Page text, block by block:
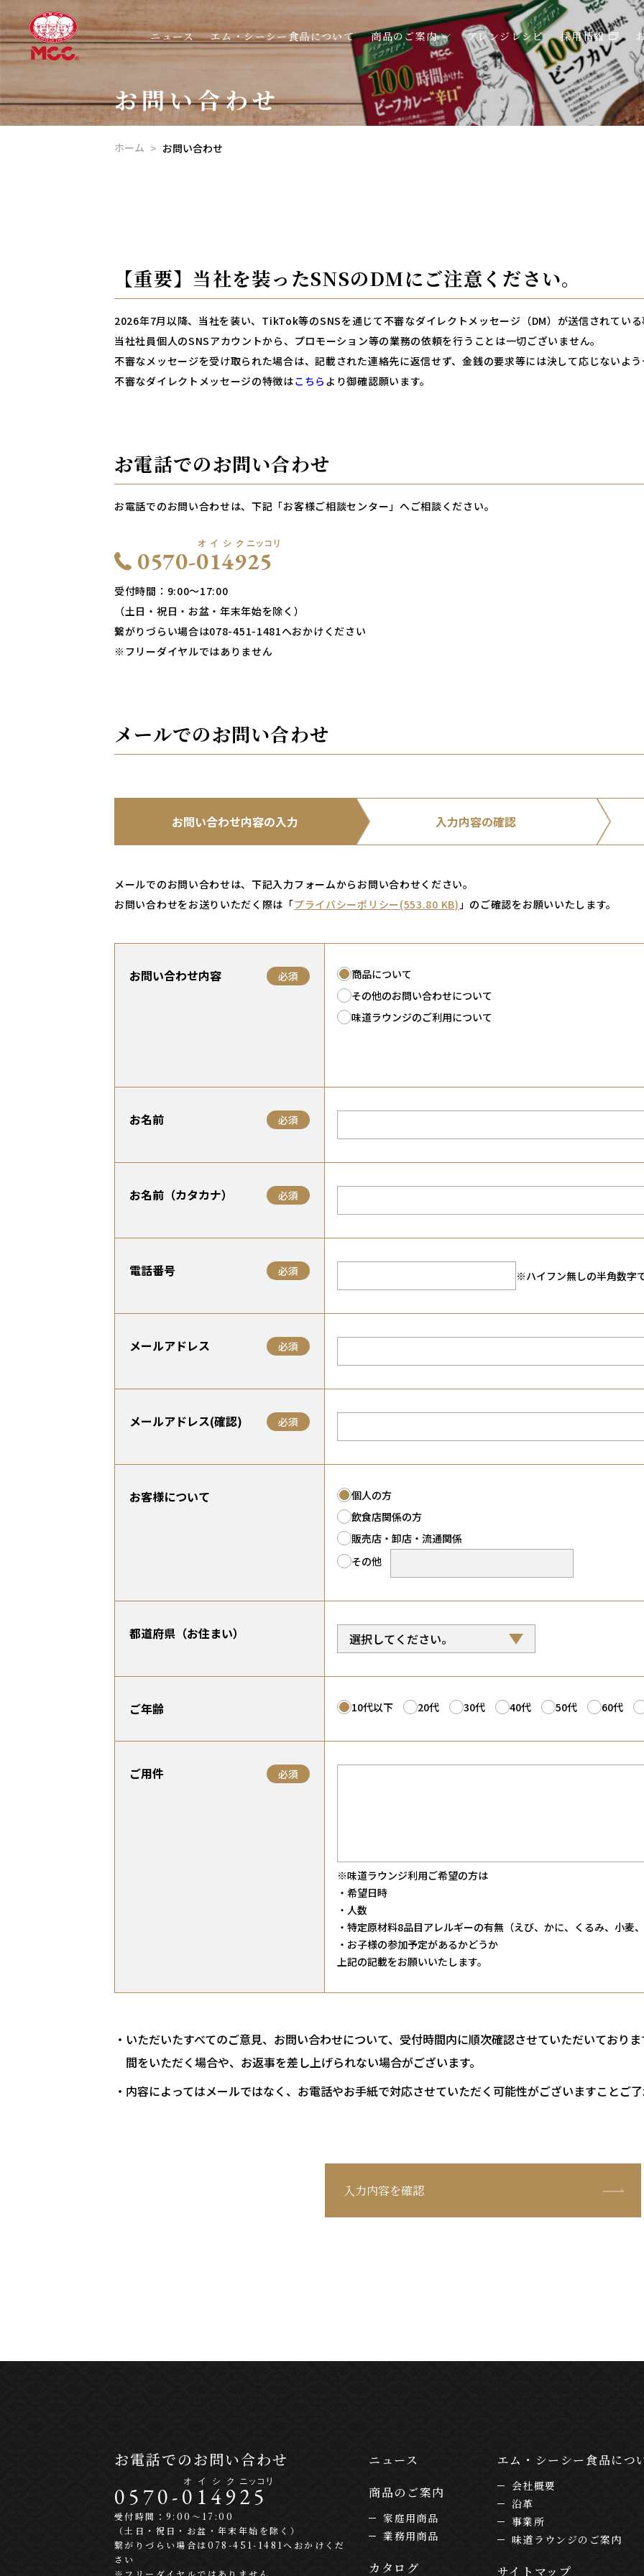
ニュース エム・シーシー食品について 商品のご案内 アレンジレシピ 採用情報
お問い合わせ
ホーム お問い合わせ
【重要】当社を装ったSNSのDMにご注意ください。
2026年7月以降、当社を装い、TikTok等のSNSを通じて不審なダイレクトメッセージ（DM）が送信されてい
当社社員個人のSNSアカウントから、プロモーション等の業務の依頼を行うことは一切ございません。
不審なメッセージを受け取られた場合は、記載された連絡先に返信せず、金銭の要求等には決して応じないよ
不審なダイレクトメッセージの特徴はこちら より御確認願います。
お電話でのお問い合わせ
お電話でのお問い合わせは、下記「お客様ご相談センター」へご相談ください。
0570-014925
受付時間：9:00〜17:00
（土日・祝日・お盆・年末年始を除く）
繋がりづらい場合は078-451-1481へおかけください
※フリーダイヤルではありません
メールでのお問い合わせ
お問い合わせ内容の入力 入力内容の確認
メールでのお問い合わせは、下記入力フォームからお問い合わせください。
お問い合わせをお送りいただく際は「プライバシーポリシー(553.80 KB)」のご確認をお願いいたします。
お問い合わせ内容 必須
商品について
その他のお問い合わせについて
味道ラウンジのご利用について
お名前 必須
お名前（カタカナ） 必須
電話番号 必須 ※ハイフン無しの半角数字
メールアドレス 必須
メールアドレス(確認) 必須
お客様について
個人の方
飲食店関係の方
販売店・卸店・流通関係
その他
都道府県（お住まい）
ご年齢 10代以下 20代 30代 40代 50代 60代
ご用件 必須
※味道ラウンジ利用ご希望の方は
・希望日時
・人数
・特定原材料8品目アレルギーの有無（えび、かに、くるみ、小麦
・お子様の参加予定があるかどうか
上記の記載をお願いいたします。
いただいたすべてのご意見、お問い合わせについて、受付時間内に順次確認させていただいており
間をいただく場合や、お返事を差し上げられない場合がございます。
内容によってはメールではなく、お電話やお手紙で対応させていただく可能性がございますことご
入力内容を確認
お電話でのお問い合わせ
0570-0 1 4925
受付時間：9:00〜17:00
（土日・祝日・お盆・年末年始を除く）
繋がりづらい場合は078-451-1481へおかけくだ
さい
※フリーダイヤルではありません
ニュース
商品のご案内
家庭用商品
業務用商品
カタログ
エム・シーシー食品につ
会社概要
沿革
事業所
味道ラウンジのご案内
サイトマップ